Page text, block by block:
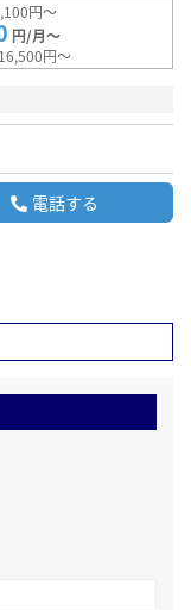
円～
円/月～
円～
電話する